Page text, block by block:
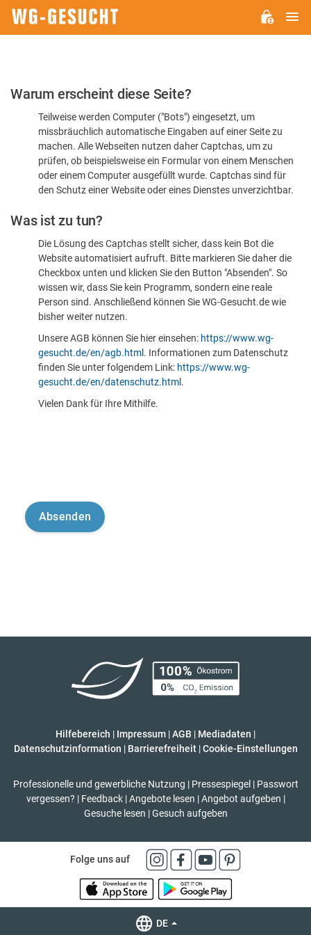
Bitte
dass
sind
Warum erscheint diese Seite?
Teilweise werden Computer ("Bots") eingesetzt, um
missbräuchlich automatische Eingaben auf einer Seite zu
machen. Alle Webseiten nutzen daher Captchas, um zu
prüfen, ob beispielsweise ein Formular von einem Menschen
oder einem Computer ausgefüllt wurde. Captchas sind für
den Schutz einer Website oder eines Dienstes unverzichtbar.
Was ist zu tun?
Die Lösung des Captchas stellt sicher, dass kein Bot die
Website automatisiert aufruft. Bitte markieren Sie daher die
Checkbox unten und klicken Sie den Button "Absenden". So
wissen wir, dass Sie kein Programm, sondern eine reale
Person sind. Anschließend können Sie WG-Gesucht.de wie
bisher weiter nutzen.
Unsere AGB können Sie hier einsehen: https://www.wg-
gesucht.de/en/agb.html . Informationen zum Datenschutz
finden Sie unter folgendem Link: https://www.wg-
gesucht.de/en/datenschutz.html .
Vielen Dank für Ihre Mithilfe.
Hilfebereich | Impressum |AGB | Mediadaten |
Datenschutzinformation | Barrierefreiheit | Cookie-Einstellungen
Professionelle und gewerbliche Nutzung | Pressespiegel | Passwort
vergessen? | Feedback | Angebote lesen | Angebot aufgeben |
Gesuche lesen | Gesuch aufgeben
Folge uns auf
DE